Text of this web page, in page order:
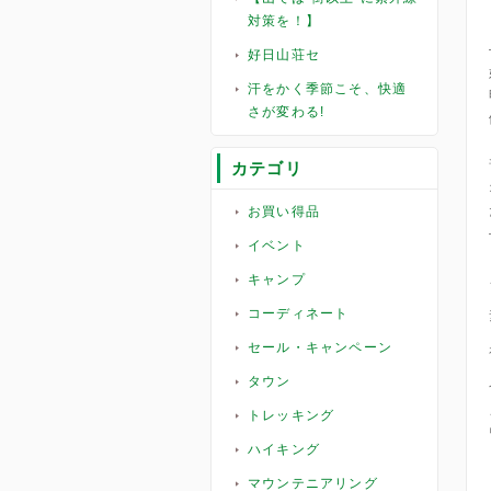
対策を！】
好日山荘セ
汗をかく季節こそ、快適
さが変わる!
カテゴリ
お買い得品
イベント
キャンプ
コーディネート
セール・キャンペーン
タウン
トレッキング
ハイキング
マウンテニアリング